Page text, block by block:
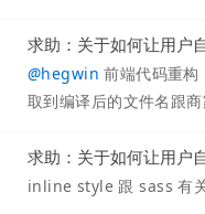
求助：关于如何让用户
@hegwin 前端代码重
取到编译后的文件名跟
求助：关于如何让用户
inline style 跟 sass 有